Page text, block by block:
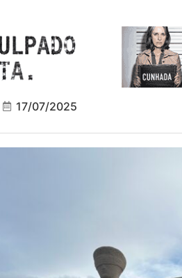
17/07/2025